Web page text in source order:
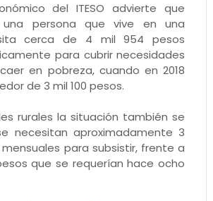
del ITESO advierte que
una persona que vive en una
cerca de 4 mil 954 pesos
para cubrir necesidades
en pobreza, cuando en 2018
de 3 mil 100 pesos.
rurales la situación también se
necesitan aproximadamente 3
para subsistir, frente a
que se requerían hace ocho